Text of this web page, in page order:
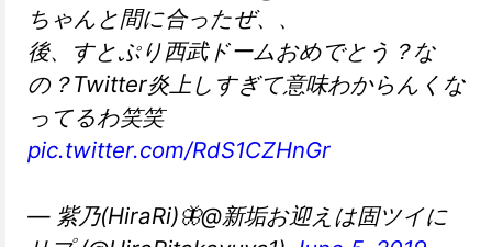
ちゃんと間に合ったぜ、、
後、すとぷり西武ドームおめでとう？な
の？Twitter炎上しすぎて意味わからんくな
ってるわ笑笑
pic.twitter.com/RdS1CZHnGr
— 紫乃(HiraRi)🦋@新垢お迎えは固ツイに